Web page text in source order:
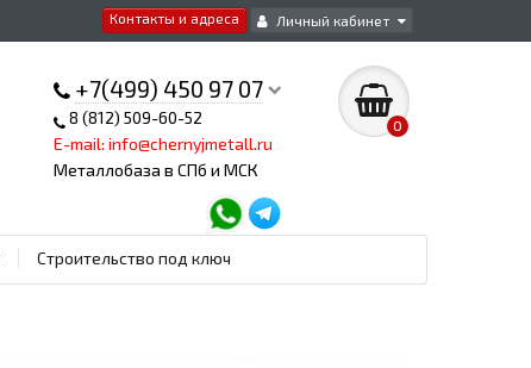
Контакты и адреса Личный кабинет
+7(499) 450 97 07
8 (812) 509-60-52
E-mail: info@chernyjmetall.ru
Металлобаза в СПб и МСК
0
Строительство под ключ